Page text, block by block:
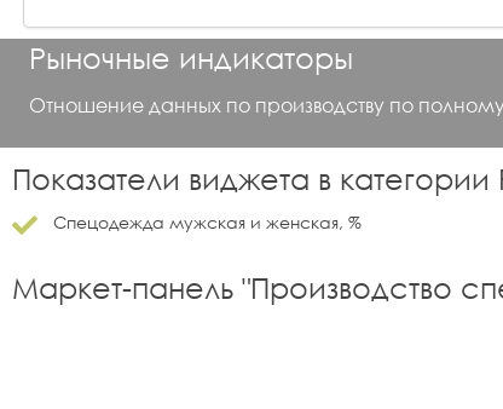
Рыночные индикаторы
Отношение данных по производству по
Показатели виджета в категории
Спецодежда мужская и женская, %
Маркет-панель "Производство